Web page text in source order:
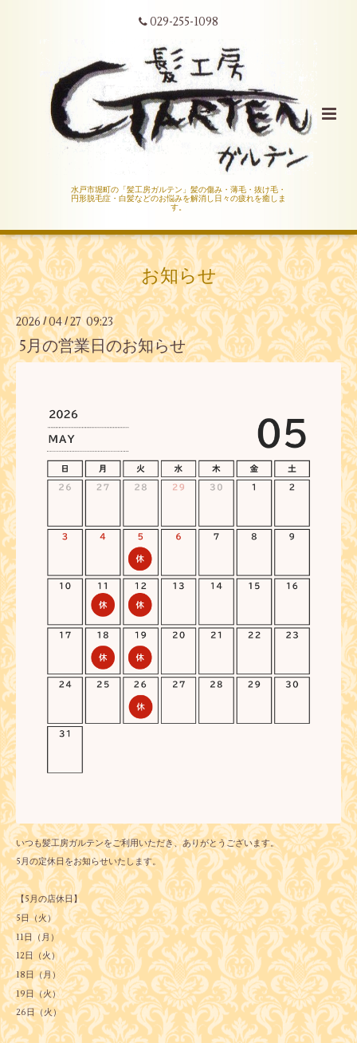
029-255-1098
水戸市堀町の「髪工房ガルテン」髪の傷み・薄毛・抜け毛・
円形脱毛症・白髪などのお悩みを解消し日々の疲れを癒しま
す。
お知らせ
2026/ 04/ 27 09:23
5月の営業日のお知らせ
いつも髪工房ガルテンをご利用いただき、ありがとうございます。
5月の定休日をお知らせいたします。
【5月の店休日】
5日（火）
11日（月）
12日（火）
18日（月）
19日（火）
26日（火）